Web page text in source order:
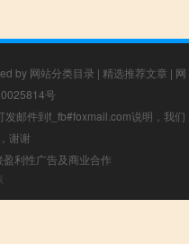
by 网站分类目录 | 精选推荐文章 | 网
号
邮件到f_fb#foxmail.com说明，我们
谢谢
利性广告及商业合作